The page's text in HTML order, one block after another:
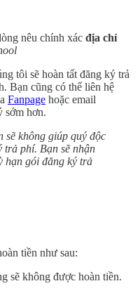
nêu chính xác địa chỉ
tôi sẽ hoàn tất đăng ký trả
Bạn cũng có thể liên hệ
Fanpage hoặc email
sớm hơn.
sẽ không giúp quý độc
trả phí. Bạn sẽ nhận
hạn gói đăng ký trả
tiền như sau:
sẽ không được hoàn tiền.